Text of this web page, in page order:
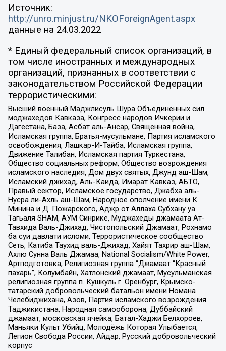
Источник:
http://unro.minjust.ru/NKOForeignAgent.aspx
данные на 24.03.2022
* Единый федеральный список организаций, в
том числе иностранных и международных
организаций, признанных в соответствии с
законодательством Российской Федерации
террористическими:
Высший военный Маджлисуль Шура Объединенных сил
моджахедов Кавказа, Конгресс народов Ичкерии и
Дагестана, База, Асбат аль-Ансар, Священная война,
Исламская группа, Братья-мусульмане, Партия исламского
освобождения, Лашкар-И-Тайба, Исламская группа,
Движение Талибан, Исламская партия Туркестана,
Общество социальных реформ, Общество возрождения
исламского наследия, Дом двух святых, Джунд аш-Шам,
Исламский джихад, Аль-Каида, Имарат Кавказ, АБТО,
Правый сектор, Исламское государство, Джабха аль-
Нусра ли-Ахль аш-Шам, Народное ополчение имени К.
Минина и Д. Пожарского, Аджр от Аллаха Субхану уа
Тагьаля SHAM, АУМ Синрике, Муджахеды джамаата Ат-
Тавхида Валь-Джихад, Чистопольский Джамаат, Рохнамо
ба суи давлати исломи, Террористическое сообщество
Сеть, Катиба Таухид валь-Джихад, Хайят Тахрир аш-Шам,
Ахлю Сунна Валь Джамаа, National Socialism/White Power,
Артподготовка, Религиозная группа “Джамаат “Красный
пахарь”, Колумбайн, Хатлонский джамаат, Мусульманская
религиозная группа п. Кушкуль г. Оренбург, Крымско-
татарский добровольческий батальон имени Номана
Челебиджихана, Азов, Партия исламского возрождения
Таджикистана, Народная самооборона, Дуббайский
джамаат, московская ячейка, Батал-Хаджи Белхороев,
Маньяки Культ Убийц, Молодёжь Которая Улыбается,
Легион Свобода России, Айдар, Русский добровольческий
корпус